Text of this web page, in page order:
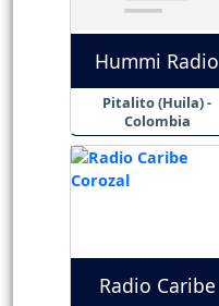
Hummi Radio
Pitalito (Huila) -
Colombia
Radio Caribe